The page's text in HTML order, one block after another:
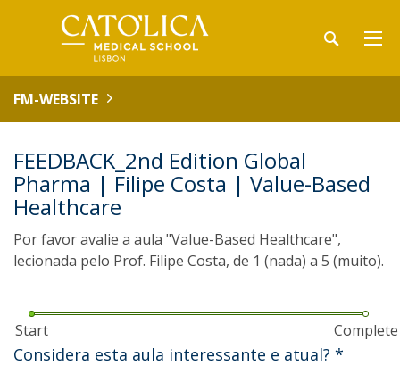
FM-WEBSITE
FEEDBACK_2nd Edition Global
Pharma | Filipe Costa | Value-Based
Healthcare
Por favor avalie a aula "Value-Based Healthcare",
lecionada pelo Prof. Filipe Costa, de 1 (nada) a 5 (muito).
Start Complete
Considera esta aula interessante e atual? *